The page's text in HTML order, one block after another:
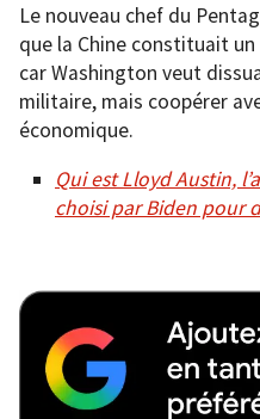
Le nouveau chef du
que la Chine constituait
car Washington veut
militaire, mais coopérer
économique.
Qui est Lloyd Austin,
choisi par Biden pour